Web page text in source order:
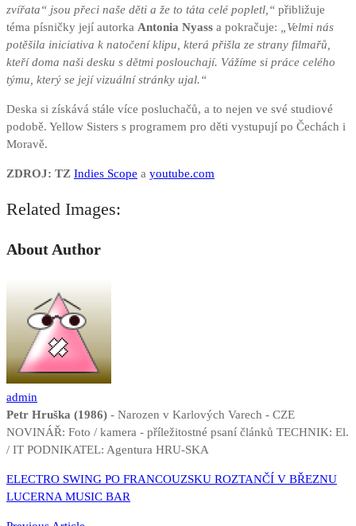
zvířata“ jsou přeci naše děti a že to táta celé popletl,“ přibližuje
téma písničky její autorka Antonia Nyass a pokračuje:
„Velmi nás
potěšila iniciativa k natočení klipu, která přišla ze strany filmařů,
kteří doma naši desku s dětmi poslouchají. Vážíme si práce celého
týmu, který se její vizuální stránky ujal.“
Deska si získává stále více posluchačů, a to nejen ve své studiové
podobě. Yellow Sisters s programem pro děti vystupují po Čechách i
Moravě.
ZDROJ: TZ Indies Scope a youtube.com
Related Images:
About Author
admin
Petr Hruška (1986) - Narozen v Karlových Varech - CZE
NOVINÁŘ: Foto / kamera - příležitostné psaní článků TECHNIK: El.
/ IT PODNIKATEL: Agentura HRU-SKA
Navigace
pro
ELECTRO SWING PO FRANCOUZSKU ROZTANČÍ V BŘEZNU
LUCERNA MUSIC BAR